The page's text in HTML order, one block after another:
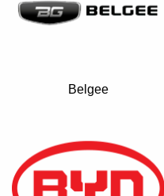
Belgee